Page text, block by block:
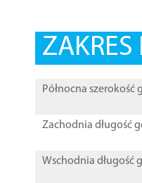
ZAKRES
Północna szerokość
Zachodnia długość
Wschodnia długość